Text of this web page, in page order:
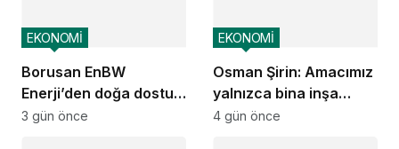
Borusan EnBW
Enerji’den doğa dostu
proje
EKONOMİ
3 gün önce
Osman Şirin: Amacımız
yalnızca bina inşa
etmek değil,
EKONOMİ
4 gün önce